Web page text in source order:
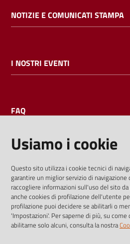
NOTIZIE E COMUNICATI STAMPA
I NOSTRI EVENTI
FAQ
I dati personali pubblicati sono
previste dalla direttiva comunitaria
36/2006
Usiamo i cookie
Questo sito utilizza i cookie tecnici di
garantire un miglior servizio di
raccogliere informazioni sull'uso del sito
anche cookies di profilazione dell'utente
profilazione puoi decidere se abilitarli o
'Impostazioni'. Per saperne di più, su
abilitarne solo alcuni, consulta la nostra